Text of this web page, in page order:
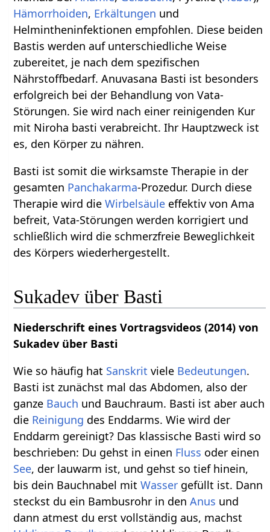
Hämorrhoiden, Erkältungen und
Helmintheninfektionen empfohlen. Diese beiden
Bastis werden auf unterschiedliche Weise
zubereitet, je nach dem spezifischen
Nährstoffbedarf. Anuvasana Basti ist besonders
erfolgreich bei der Behandlung von Vata-
Störungen. Sie wird nach einer reinigenden Kur
mit Niroha basti verabreicht. Ihr Hauptzweck ist
es, den Körper zu nähren.
Basti ist somit die wirksamste Therapie in der
gesamten Panchakarma-Prozedur. Durch diese
Therapie wird dieWirbelsäule effektiv von Ama
befreit, Vata-Störungen werden korrigiert und
schließlich wird die schmerzfreie Beweglichkeit
des Körpers wiederhergestellt.
Sukadev über Basti
Niederschrift eines Vortragsvideos (2014) von
Sukadev über Basti
Wie so häufig hat Sanskrit viele Bedeutungen.
Basti ist zunächst mal das Abdomen, also der
ganze Bauch und Bauchraum. Basti ist aber auch
die Reinigung des Enddarms. Wie wird der
Enddarm gereinigt? Das klassische Basti wird so
beschrieben: Du gehst in einen Fluss oder einen
See, der lauwarm ist, und gehst so tief hinein,
bis dein Bauchnabel mitWasser gefüllt ist. Dann
steckst du ein Bambusrohr in denAnus und
dann atmest du erst vollständig aus, machst